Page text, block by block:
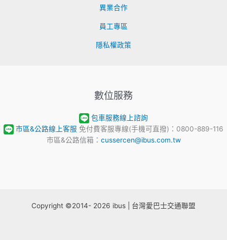
異業合作
員工專區
隱私權政策
數位服務
包車服務線上諮詢
市區&公路線上客服 免付費客服專線(手機可直撥)：0800-889-116
市區&公路信箱： cussercen@ibus.com.tw
Copyright ©2014- 2026 ibus | 台灣愛巴士交通聯盟